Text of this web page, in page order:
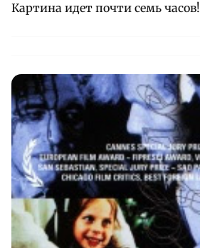
Картина идет почти семь часов!